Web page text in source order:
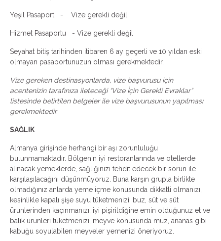
Yeşil Pasaport - Vize gerekli değil
Hizmet Pasaportu - Vize gerekli değil
Seyahat bitiş tarihinden itibaren 6 ay geçerli ve 10 yıldan eski
olmayan pasaportunuzun olması gerekmektedir.
Vize gereken destinasyonlarda, vize başvurusu için
acentenizin tarafınıza ileteceği “Vize İçin Gerekli Evraklar”
listesinde belirtilen belgeler ile vize başvurusunun yapılması
gerekmektedir.
SAĞLIK
Almanya girişinde herhangi bir aşı zorunluluğu
bulunmamaktadır. Bölgenin iyi restoranlarında ve otellerde
alınacak yemeklerde, sağlığınızı tehdit edecek bir sorun ile
karşılaşılacağını düşünmüyoruz. Buna karşın grupla birlikte
olmadığınız anlarda yeme içme konusunda dikkatli olmanızı,
kesinlikle kapalı şişe suyu tüketmenizi, buz, süt ve süt
ürünlerinden kaçınmanızı, iyi pişirildiğine emin olduğunuz et ve
balık ürünleri tüketmenizi, meyve konusunda muz, ananas gibi
kabuğu soyulabilen meyveler yemenizi öneriyoruz.